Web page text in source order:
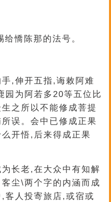
憍陈那的法号。
,伸开五指,诲敕阿难
园为阿若多20等五位比
之所以不能修成菩提
误。会中已修成正果
开悟,后来得成正果
长老,在大众中有知解
尘\两个字的内涵而成
客人投寄旅店,或宿或